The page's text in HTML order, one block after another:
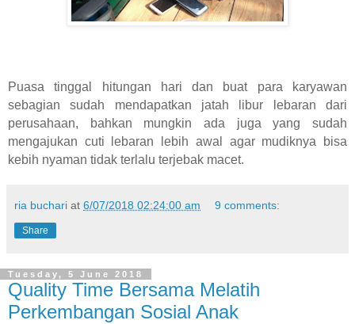
Puasa tinggal hitungan hari dan buat para karyawan
sebagian sudah mendapatkan jatah libur lebaran dari
perusahaan, bahkan mungkin ada juga yang sudah
mengajukan cuti lebaran lebih awal agar mudiknya bisa
kebih nyaman tidak terlalu terjebak macet.
ria buchari at 6/07/2018 02:24:00 am 9 comments:
Share
Tuesday, 5 June 2018
Quality Time Bersama Melatih
Perkembangan Sosial Anak